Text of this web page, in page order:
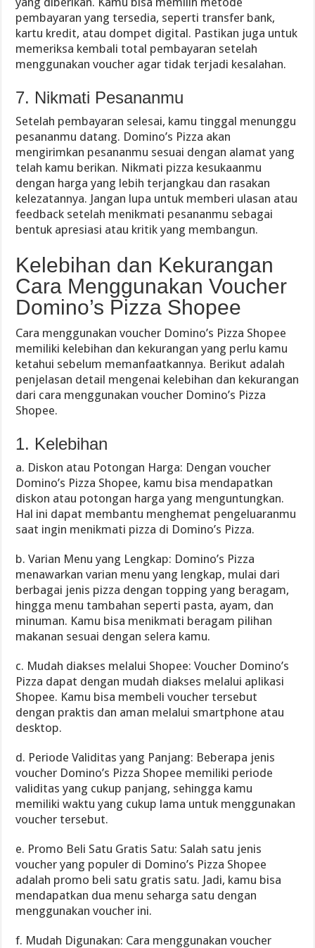
pembayaran yang tersedia, seperti transfer bank,
kartu kredit, atau dompet digital. Pastikan juga untuk
memeriksa kembali total pembayaran setelah
menggunakan voucher agar tidak terjadi kesalahan.
7. Nikmati Pesananmu
Setelah pembayaran selesai, kamu tinggal menunggu
pesananmu datang. Domino’s Pizza akan
mengirimkan pesananmu sesuai dengan alamat yang
telah kamu berikan. Nikmati pizza kesukaanmu
dengan harga yang lebih terjangkau dan rasakan
kelezatannya. Jangan lupa untuk memberi ulasan atau
feedback setelah menikmati pesananmu sebagai
bentuk apresiasi atau kritik yang membangun.
Kelebihan dan Kekurangan
Cara Menggunakan Voucher
Domino’s Pizza Shopee
Cara menggunakan voucher Domino’s Pizza Shopee
memiliki kelebihan dan kekurangan yang perlu kamu
ketahui sebelum memanfaatkannya. Berikut adalah
penjelasan detail mengenai kelebihan dan kekurangan
dari cara menggunakan voucher Domino’s Pizza
Shopee.
1. Kelebihan
a. Diskon atau Potongan Harga: Dengan voucher
Domino’s Pizza Shopee, kamu bisa mendapatkan
diskon atau potongan harga yang menguntungkan.
Hal ini dapat membantu menghemat pengeluaranmu
saat ingin menikmati pizza di Domino’s Pizza.
b. Varian Menu yang Lengkap: Domino’s Pizza
menawarkan varian menu yang lengkap, mulai dari
berbagai jenis pizza dengan topping yang beragam,
hingga menu tambahan seperti pasta, ayam, dan
minuman. Kamu bisa menikmati beragam pilihan
makanan sesuai dengan selera kamu.
c. Mudah diakses melalui Shopee: Voucher Domino’s
Pizza dapat dengan mudah diakses melalui aplikasi
Shopee. Kamu bisa membeli voucher tersebut
dengan praktis dan aman melalui smartphone atau
desktop.
d. Periode Validitas yang Panjang: Beberapa jenis
voucher Domino’s Pizza Shopee memiliki periode
validitas yang cukup panjang, sehingga kamu
memiliki waktu yang cukup lama untuk menggunakan
voucher tersebut.
e. Promo Beli Satu Gratis Satu: Salah satu jenis
voucher yang populer di Domino’s Pizza Shopee
adalah promo beli satu gratis satu. Jadi, kamu bisa
mendapatkan dua menu seharga satu dengan
menggunakan voucher ini.
f. Mudah Digunakan: Cara menggunakan voucher